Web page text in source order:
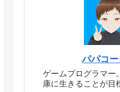
パパコ
ゲームプログラマー
康に生きることが目